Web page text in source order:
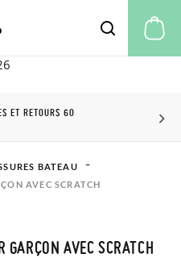
ET RETOURS 60
BATEAU
AVEC SCRATCH
GARÇON AVEC SCRATCH